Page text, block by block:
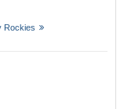
Rockies